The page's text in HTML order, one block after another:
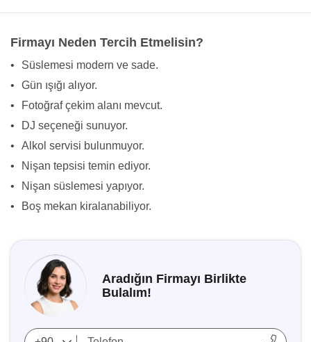
Firmayı Neden Tercih Etmelisin?
•
Süslemesi modern ve sade.
•
Gün ışığı alıyor.
•
Fotoğraf çekim alanı mevcut.
•
DJ seçeneği sunuyor.
•
Alkol servisi bulunmuyor.
•
Nişan tepsisi temin ediyor.
•
Nişan süslemesi yapıyor.
•
Boş mekan kiralanabiliyor.
Aradığın Firmayı Birlikte
Bulalım!